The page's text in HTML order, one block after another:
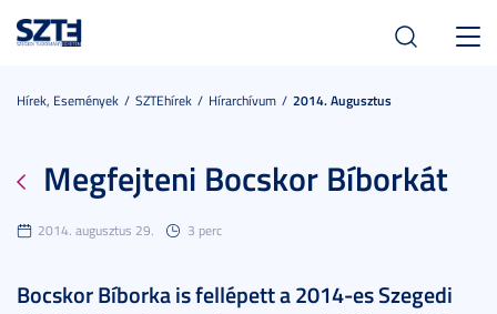
Hírek, Események SZTEhírek Hírarchívum 2014. Augusztus
Megfejteni Bocskor Bíborkát
2014. augusztus 29. 3 perc
Bocskor Bíborka is fellépett a 2014-es Szegedi